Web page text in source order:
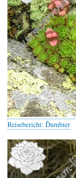
Reisebericht: Ďumbier